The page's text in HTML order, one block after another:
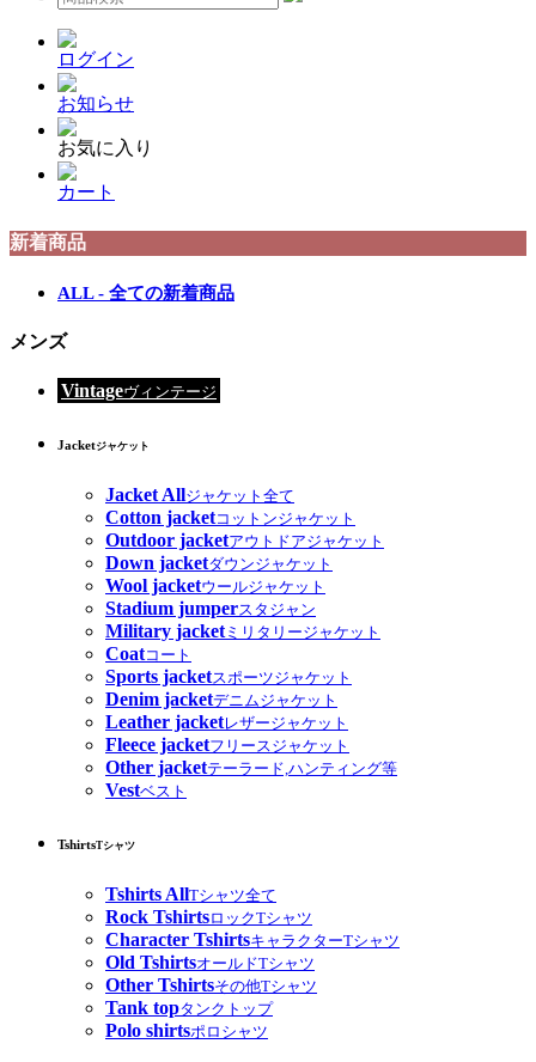
ログイン
お知らせ
お気に入り
カート
新着商品
ALL - 全ての新着商品
メンズ
Vintageヴィンテージ
Jacketジャケット
Jacket Allジャケット全て
Cotton jacketコットンジャケット
Outdoor jacketアウトドアジャケット
Down jacketダウンジャケット
Wool jacketウールジャケット
Stadium jumperスタジャン
Military jacketミリタリージャケット
Coatコート
Sports jacketスポーツジャケット
Denim jacketデニムジャケット
Leather jacketレザージャケット
Fleece jacketフリースジャケット
Other jacketテーラード,ハンティング等
Vestベスト
TshirtsTシャツ
Tshirts AllTシャツ全て
Rock TshirtsロックTシャツ
Character TshirtsキャラクターTシャツ
Old TshirtsオールドTシャツ
Other Tshirtsその他Tシャツ
Tank topタンクトップ
Polo shirtsポロシャツ